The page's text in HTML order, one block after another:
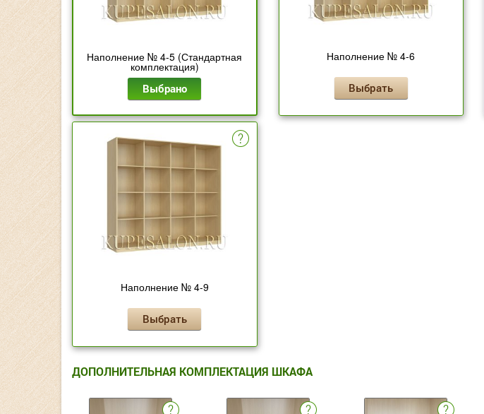
Наполнение № 4-5 (Стандартная
комплектация)
Выбрано
Наполнение № 4-6
Выбрать
Наполнение № 4-9
Выбрать
ДОПОЛНИТЕЛЬНАЯ КОМПЛЕКТАЦИЯ ШКАФА